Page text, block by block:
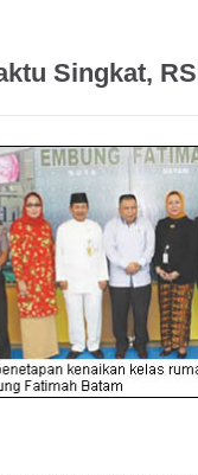
Singkat,